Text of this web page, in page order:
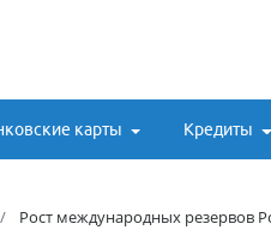
карты Кредиты
Рост международных резервов